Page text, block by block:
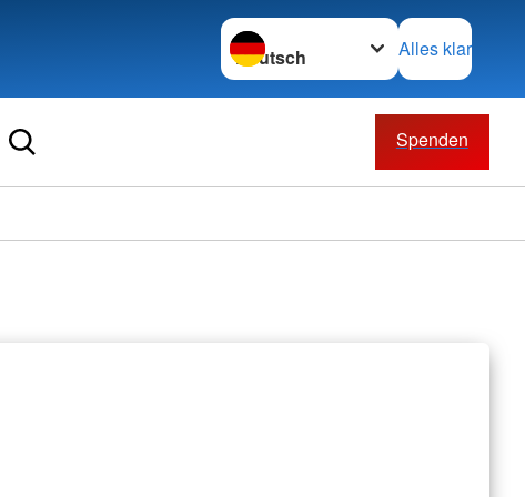
Sprache wechseln zu
Alles klar
Spenden